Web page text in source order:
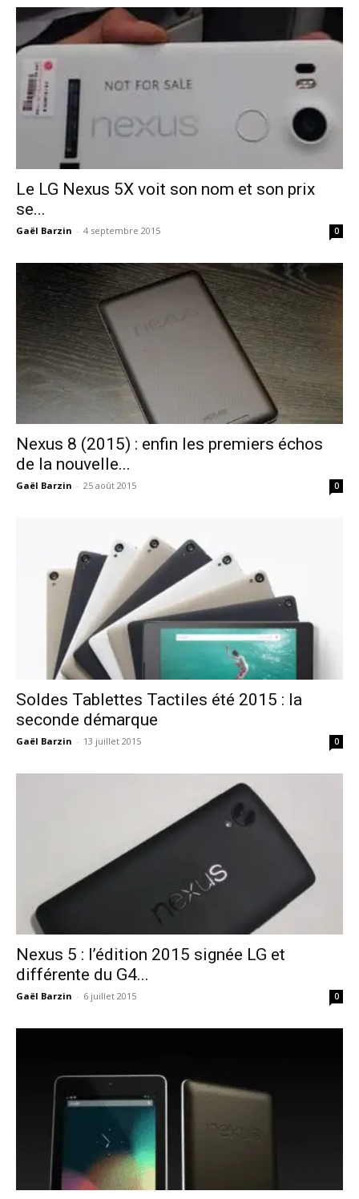
Le LG Nexus 5X voit son nom et son prix
se...
Gaël Barzin - 4 septembre 2015 0
Nexus 8 (2015) : enfin les premiers échos
de la nouvelle...
Gaël Barzin - 25 août 2015 0
Soldes Tablettes Tactiles été 2015 : la
seconde démarque
Gaël Barzin - 13 juillet 2015 0
Nexus 5 : l’édition 2015 signée LG et
différente du G4...
Gaël Barzin - 6 juillet 2015 0